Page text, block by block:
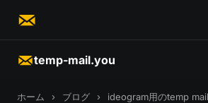
temp-mail.you
ホーム › ブログ › ideogram用のtemp mail